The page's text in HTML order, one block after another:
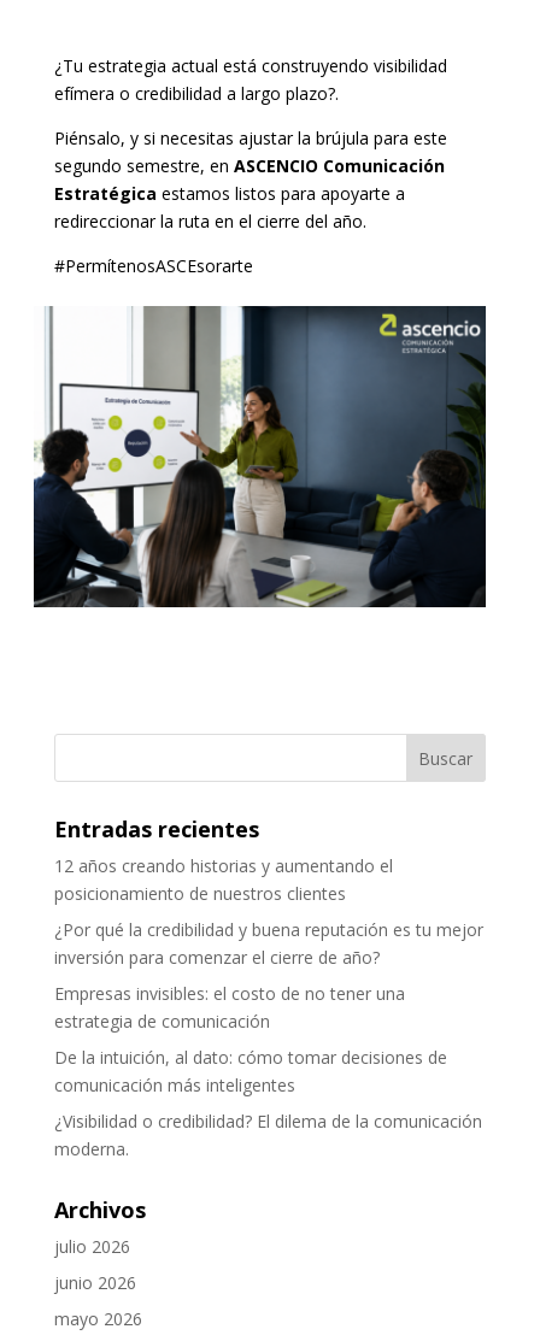
¿Tu estrategia actual está construyendo visibilidad
efímera o credibilidad a largo plazo?.
Piénsalo, y si necesitas ajustar la brújula para este
segundo semestre, en ASCENCIO Comunicación
Estratégica estamos listos para apoyarte a
redireccionar la ruta en el cierre del año.
#PermítenosASCEsorarte
Entradas recientes
12 años creando historias y aumentando el
posicionamiento de nuestros clientes
¿Por qué la credibilidad y buena reputación es tu mejor
inversión para comenzar el cierre de año?
Empresas invisibles: el costo de no tener una
estrategia de comunicación
De la intuición, al dato: cómo tomar decisiones de
comunicación más inteligentes
¿Visibilidad o credibilidad? El dilema de la comunicación
moderna.
Archivos
julio 2026
junio 2026
mayo 2026